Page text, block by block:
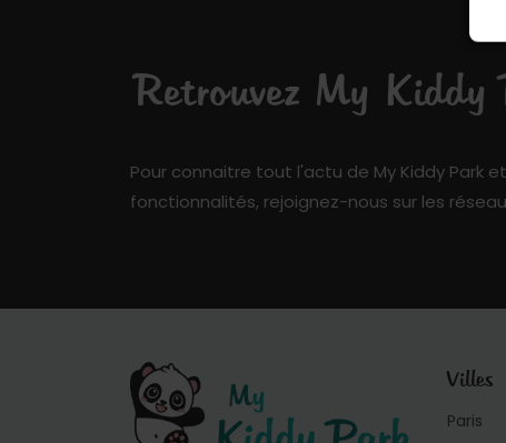
Retrouvez My Kiddy
Pour connaitre tout l'actu de My Kiddy Park
fonctionnalités, rejoignez-nous sur les
Villes
Paris